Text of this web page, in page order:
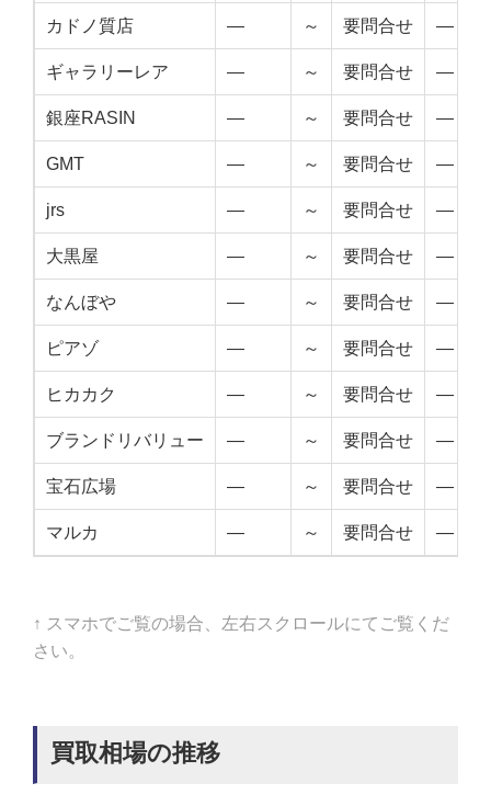
カドノ質店 — ～ 要問合せ —
ギャラリーレア — ～ 要問合せ —
銀座RASIN — ～ 要問合せ —
GMT — ～ 要問合せ —
jrs — ～ 要問合せ —
大黒屋 — ～ 要問合せ —
なんぼや — ～ 要問合せ —
ピアゾ — ～ 要問合せ —
ヒカカク — ～ 要問合せ —
ブランドリバリュー — ～ 要問合せ —
宝石広場 — ～ 要問合せ —
マルカ — ～ 要問合せ —
↑ スマホでご覧の場合、左右スクロールにてご覧くだ
さい。
買取相場の推移